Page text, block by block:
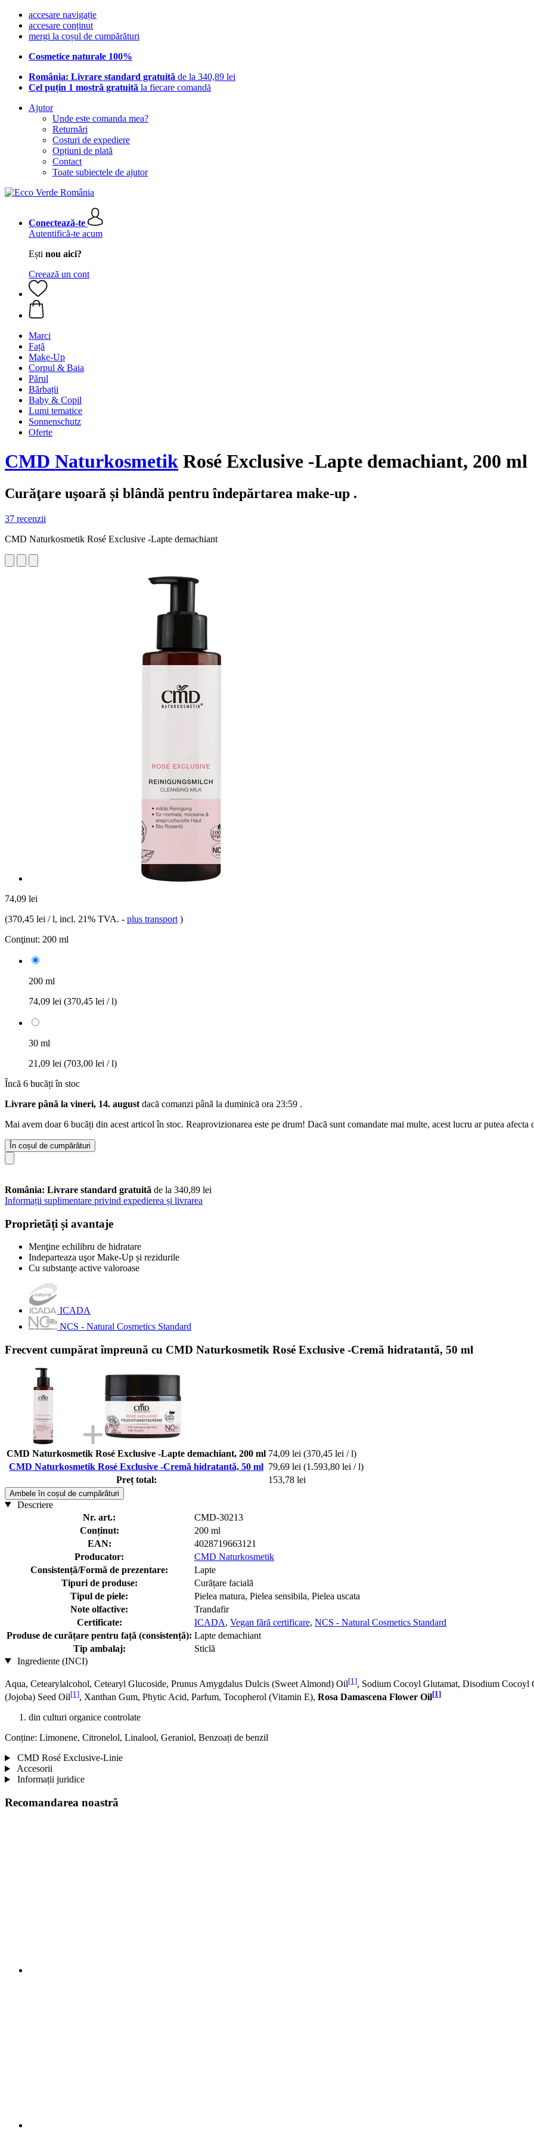
accesare navigație
accesare conținut
mergi la coșul de cumpărături
Cosmetice naturale 100%
România: Livrare standard gratuită de la 340,89 lei
Cel puțin 1 mostră gratuită la fiecare comandă
Ajutor
Unde este comanda mea?
Returnări
Costuri de expediere
Opțiuni de plată
Contact
Toate subiectele de ajutor
Conectează-te
Autentifică-te acum
Ești nou aici?
Creează un cont
Marci
Față
Make-Up
Corpul & Baia
Părul
Bărbații
Baby & Copil
Lumi tematice
Sonnenschutz
Oferte
CMD Naturkosmetik Rosé Exclusive -Lapte demachiant, 200 ml
Curăţare uşoară și blândă pentru îndepărtarea make-up .
37 recenzii
CMD Naturkosmetik Rosé Exclusive -Lapte demachiant
74,09 lei
(370,45 lei / l, incl. 21% TVA. - plus transport )
Conţinut: 200 ml
200 ml
74,09 lei (370,45 lei / l)
30 ml
21,09 lei (703,00 lei / l)
Încă 6 bucăți în stoc
Livrare până la vineri, 14. august dacă comanzi până la duminică ora 23:59 .
Mai avem doar 6 bucăți din acest articol în stoc. Reaprovizionarea este pe drum! Dacă sunt comandate mai multe, acest lucru ar putea afecta
În coșul de cumpărături
România: Livrare standard gratuită de la 340,89 lei
Informații suplimentare privind expedierea și livrarea
Proprietăți și avantaje
Menţine echilibru de hidratare
Indeparteaza uşor Make-Up și rezidurile
Cu substanţe active valoroase
ICADA
NCS - Natural Cosmetics Standard
Frecvent cumpărat împreună cu CMD Naturkosmetik Rosé Exclusive -Cremă hidratantă, 50 ml
CMD Naturkosmetik Rosé Exclusive -Lapte demachiant, 200 ml 74,09 lei (370,45 lei / l)
CMD Naturkosmetik Rosé Exclusive -Cremă hidratantă, 50 ml 79,69 lei (1.593,80 lei / l)
Preț total:
153,78 lei
Ambele în coșul de cumpărături
Descriere
Nr. art.:
CMD-30213
Conținut:
200 ml
EAN:
4028719663121
Producator:
CMD Naturkosmetik
Consistență/Formă de prezentare:
Lapte
Tipuri de produse:
Curățare facială
Tipul de piele:
Pielea matura, Pielea sensibila, Pielea uscata
Note olfactive:
Trandafir
Certificate:
ICADA, Vegan fără certificare, NCS - Natural Cosmetics Standard
Produse de curățare pentru față (consistență): Lapte demachiant
Tip ambalaj:
Sticlă
Ingrediente (INCI)
Aqua, Cetearylalcohol, Cetearyl Glucoside, Prunus Amygdalus Dulcis (Sweet Almond) Oil[1], Sodium Cocoyl Glutamat, Disodium Cocoyl
(Jojoba) Seed Oil[1], Xanthan Gum, Phytic Acid, Parfum, Tocopherol (Vitamin E), Rosa Damascena Flower Oil[1]
din culturi organice controlate
Conține: Limonene, Citronelol, Linalool, Geraniol, Benzoați de benzil
CMD Rosé Exclusive-Linie
Accesorii
Informații juridice
Recomandarea noastră